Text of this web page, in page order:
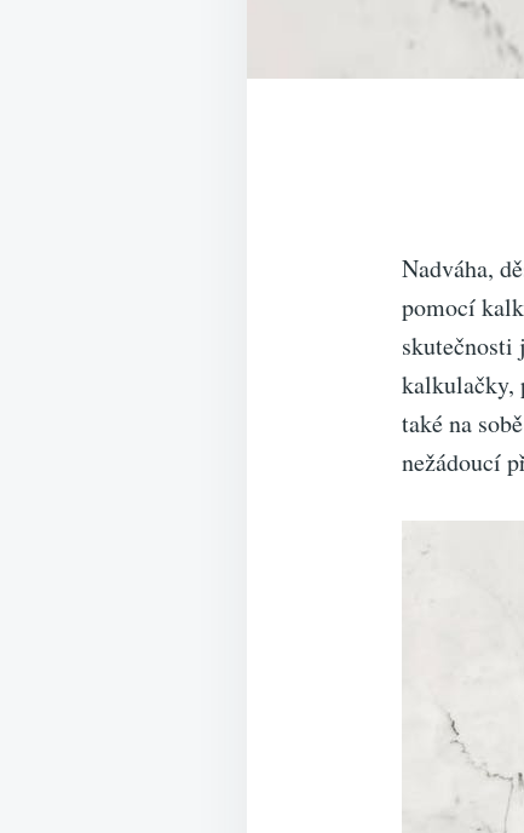
Nadváha,
pomocí
skutečnosti
kalkulačky,
také na
nežádoucí